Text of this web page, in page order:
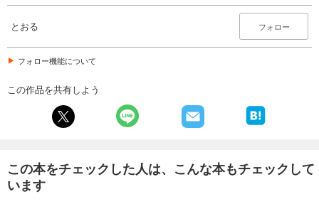
とおる フォロー
フォロー機能について
この作品を共有しよう
この本をチェックした人は、こんな本もチェックして
います